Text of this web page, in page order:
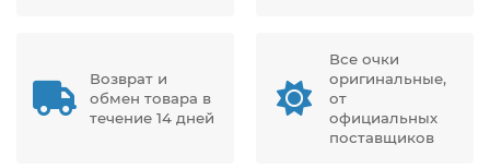
Возврат и
обмен товара в
течение 14 дней
Все очки
оригинальные,
от
официальных
поставщиков